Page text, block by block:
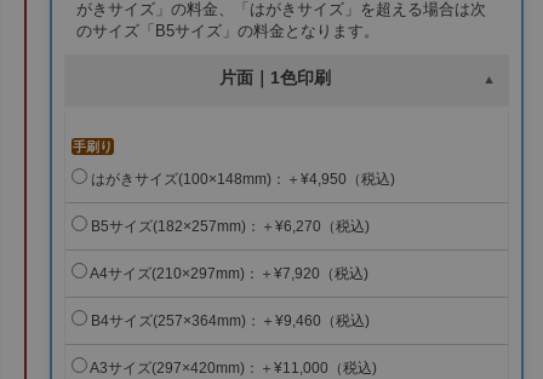
がきサイズ」の料金、「はがきサイズ」を超える場合は次
のサイズ「B5サイズ」の料金となります。
片面｜1色印刷
手刷り
はがきサイズ(100×148mm)：＋¥4,950（税込)
B5サイズ(182×257mm)：＋¥6,270（税込)
A4サイズ(210×297mm)：＋¥7,920（税込)
B4サイズ(257×364mm)：＋¥9,460（税込)
A3サイズ(297×420mm)：＋¥11,000（税込)